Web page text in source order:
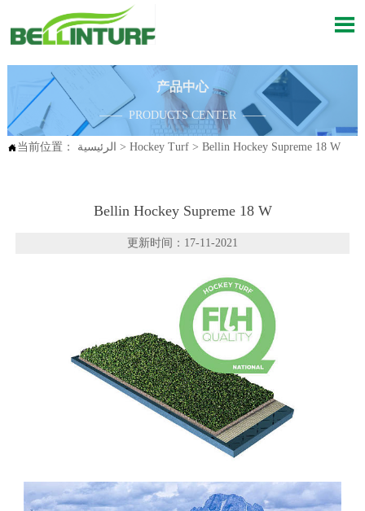

产品中心
—— PRODUCTS CENTER ——
当前位置： الرئيسية > Hockey Turf> Bellin Hockey Supreme 18 W
Bellin Hockey Supreme 18 W
更新时间：17-11-2021